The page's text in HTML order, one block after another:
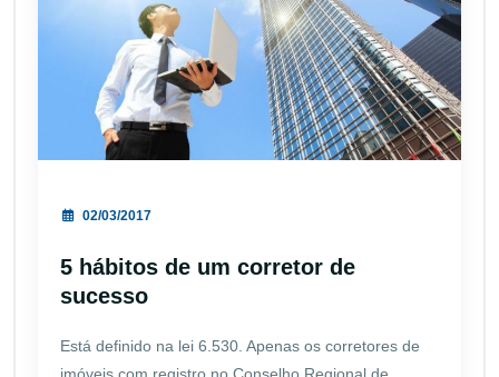
02/03/2017
5 hábitos de um corretor de
sucesso
Está definido na lei 6.530. Apenas os corretores de